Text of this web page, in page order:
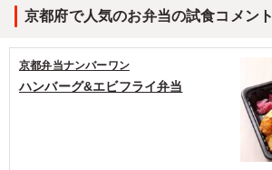
京都府で人気のお弁当の試食コメント
ハンバーグ&エビフライ弁当
京都弁当ナンバーワン